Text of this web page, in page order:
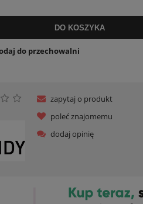
DO KOSZYKA
do przechowalni
zapytaj o produkt
poleć znajomemu
dodaj opinię